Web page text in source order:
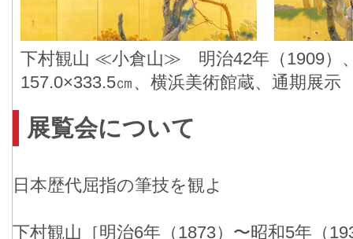
下村観山 ≪小倉山≫ 明治42年（1909）
157.0×333.5㎝、横浜美術館蔵、通期展示
展覧会について
日本歴代屈指の筆技を観よ
下村観山［明治6年（1873）〜昭和5年（